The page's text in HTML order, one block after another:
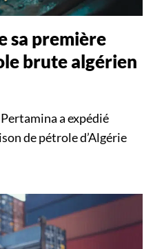
sa première
brute algérien
a expédié
de pétrole d’Algérie